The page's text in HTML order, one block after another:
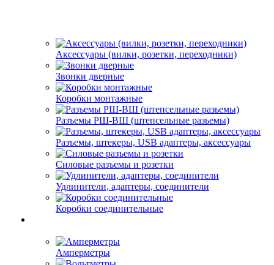
Аксессуары (вилки, розетки, переходники)
Звонки дверные
Коробки монтажные
Разъемы РШ-ВШ (штепсельные разьемы)
Разъемы, штекеры, USB адаптеры, аксессуары
Силовые разъемы и розетки
Удлинители, адаптеры, соединители
Коробки соединительные
Амперметры